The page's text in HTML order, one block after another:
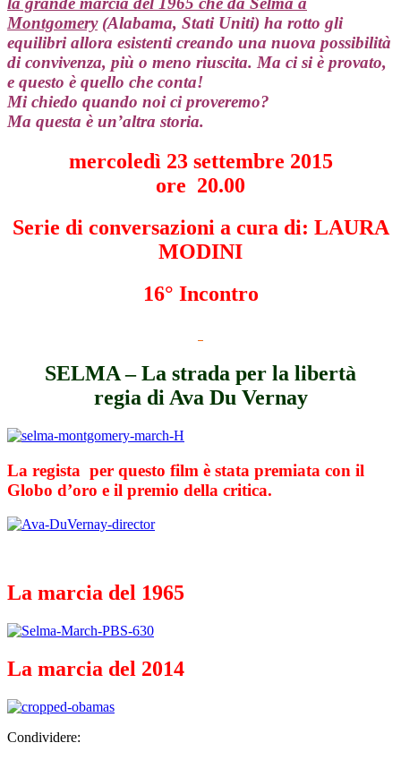
Montgomery(Alabama, Stati Uniti) ha rotto gli
equilibri allora esistenti creando una nuova possibilità
di convivenza, più o meno riuscita. Ma ci si è provato,
e questo è quello che conta!
Mi chiedo quando noi ci proveremo?
Ma questa è un’altra storia.
mercoledì 23 settembre 2015
ore 20.00
Serie di conversazioni a cura di: LAURA
MODINI
16° Incontro
SELMA – La strada per la libertà
regia di Ava Du Vernay
La regista per questo film è stata premiata con il
Globo d’oro e il premio della critica.
La marcia del 1965
La marcia del 2014
Condividere: